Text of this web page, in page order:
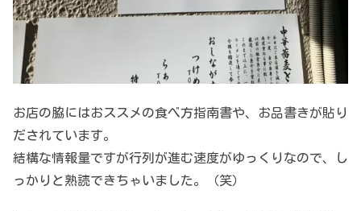
お店の脇にはおススメの食べ方指南書や、お品書きが貼り
だされています。
結構な情報量ですが行列が進む速度がゆっくりなので、し
っかりと熟読できちゃいました。（笑）